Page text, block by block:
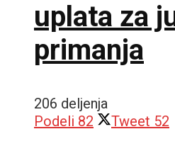
uplata za
primanja
206 deljenja
Podeli 82 Tweet 52